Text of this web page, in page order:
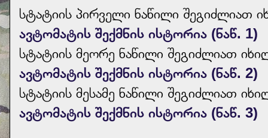
სტატიის პირველი ნაწილი
ავტომატის შექმნის ისტორია (ნაწ. 1)
სტატიის მეორე ნაწილი შეგიძლიათ
ავტომატის შექმნის ისტორია (ნაწ. 2)
სტატიის მესამე ნაწილი შეგიძლიათ
ავტომატის შექმნის ისტორია (ნაწ. 3)